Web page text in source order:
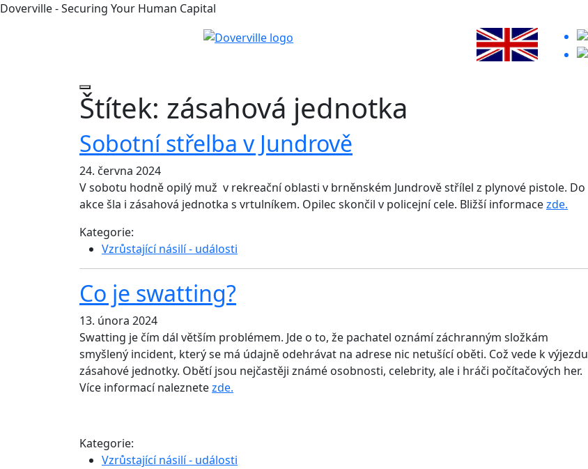
Doverville - Securing Your Human Capital
Štítek: zásahová jednotka
Sobotní střelba v Jundrově
24. června 2024
V sobotu hodně opilý muž v rekreační oblasti v brněnském Jundrově střílel z plynové pistole. Do
akce šla i zásahová jednotka s vrtulníkem. Opilec skončil v policejní cele. Bližší informacezde.
Kategorie:
Vzrůstající násilí - události
Co je swatting?
13. února 2024
Swatting je čím dál větším problémem. Jde o to, že pachatel oznámí záchranným složkám
smyšlený incident, který se má údajně odehrávat na adrese nic netušící oběti. Což vede k výjezdu
zásahové jednotky. Obětí jsou nejčastěji známé osobnosti, celebrity, ale i hráči počítačových her.
Více informací naleznetezde.
Kategorie:
Vzrůstající násilí - události